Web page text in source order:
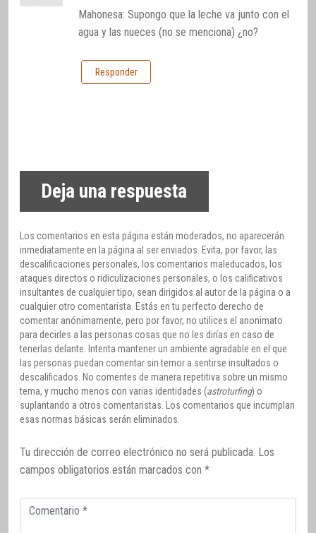
Mahonesa: Supongo que la leche va junto con el
agua y las nueces (no se menciona) ¿no?
Responder
Deja una respuesta
Los comentarios en esta página están moderados, no aparecerán
inmediatamente en la página al ser enviados. Evita, por favor, las
descalificaciones personales, los comentarios maleducados, los
ataques directos o ridiculizaciones personales, o los calificativos
insultantes de cualquier tipo, sean dirigidos al autor de la página o a
cualquier otro comentarista. Estás en tu perfecto derecho de
comentar anónimamente, pero por favor, no utilices el anonimato
para decirles a las personas cosas que no les dirías en caso de
tenerlas delante. Intenta mantener un ambiente agradable en el que
las personas puedan comentar sin temor a sentirse insultados o
descalificados. No comentes de manera repetitiva sobre un mismo
tema, y mucho menos con varias identidades (astroturfing) o
suplantando a otros comentaristas. Los comentarios que incumplan
esas normas básicas serán eliminados.
Tu dirección de correo electrónico no será publicada. Los
campos obligatorios están marcados con *
Comentario